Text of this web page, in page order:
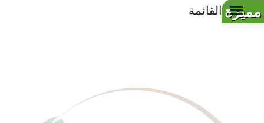
القائمة مميزة